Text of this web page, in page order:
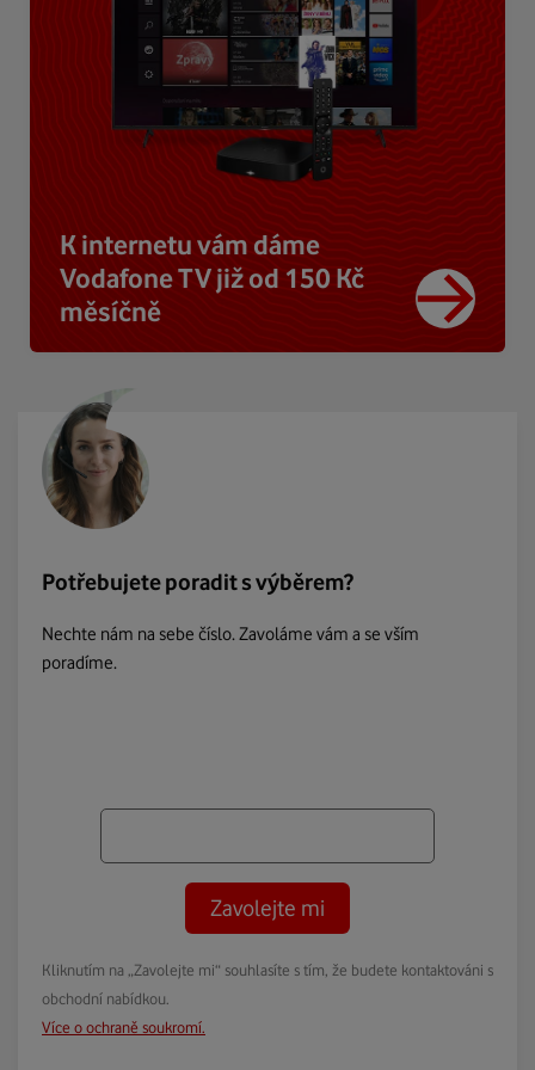
K internetu vám dáme
Vodafone TV již od 150 Kč
měsíčně
Potřebujete poradit s výběrem?
Nechte nám na sebe číslo. Zavoláme vám a se vším
poradíme.
Zavolejte mi
Kliknutím na „Zavolejte mi“ souhlasíte s tím, že budete kontaktováni s
obchodní nabídkou.
Více o ochraně soukromí.